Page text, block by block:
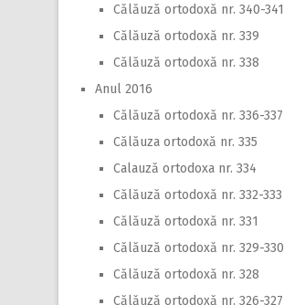
Călăuză ortodoxă nr. 340-341
Călăuză ortodoxă nr. 339
Călăuză ortodoxă nr. 338
Anul 2016
Călăuză ortodoxă nr. 336-337
Călăuza ortodoxă nr. 335
Calauză ortodoxa nr. 334
Călăuză ortodoxă nr. 332-333
Călăuză ortodoxă nr. 331
Călăuză ortodoxă nr. 329-330
Călăuză ortodoxă nr. 328
Călăuză ortodoxă nr. 326-327